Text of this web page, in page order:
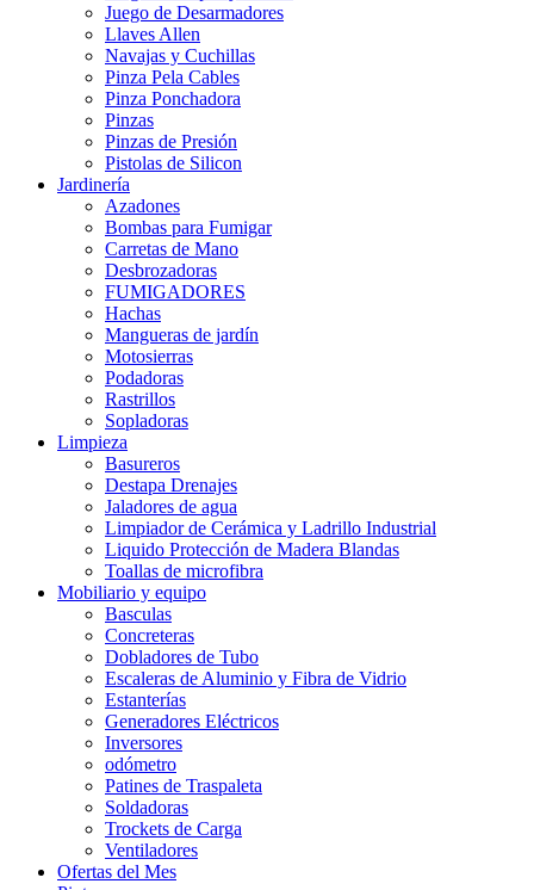
Juego de Desarmadores
Llaves Allen
Navajas y Cuchillas
Pinza Pela Cables
Pinza Ponchadora
Pinzas
Pinzas de Presión
Pistolas de Silicon
Jardinería
Azadones
Bombas para Fumigar
Carretas de Mano
Desbrozadoras
FUMIGADORES
Hachas
Mangueras de jardín
Motosierras
Podadoras
Rastrillos
Sopladoras
Limpieza
Basureros
Destapa Drenajes
Jaladores de agua
Limpiador de Cerámica y Ladrillo Industrial
Liquido Protección de Madera Blandas
Toallas de microfibra
Mobiliario y equipo
Basculas
Concreteras
Dobladores de Tubo
Escaleras de Aluminio y Fibra de Vidrio
Estanterías
Generadores Eléctricos
Inversores
odómetro
Patines de Traspaleta
Soldadoras
Trockets de Carga
Ventiladores
Ofertas del Mes